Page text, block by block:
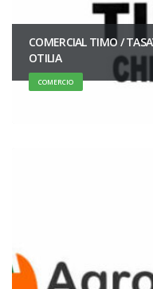
COMERCIAL TIMO /
OTILIA
COMERCIO